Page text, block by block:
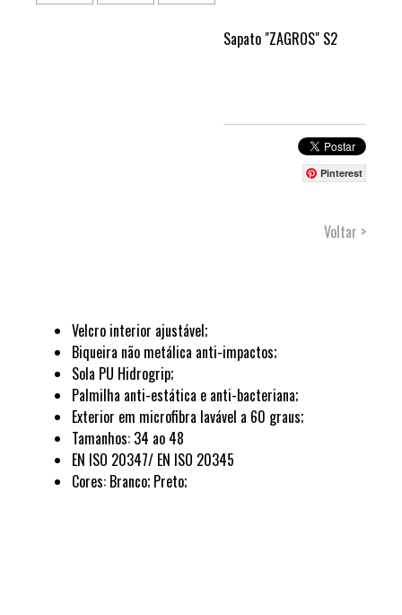
Sapato "ZAGROS" S2
Pinterest
Voltar >
Velcro interior ajustável;
Biqueira não metálica anti-impactos;
Sola PU Hidrogrip;
Palmilha anti-estática e anti-bacteriana;
Exterior em microfibra lavável a 60 graus;
Tamanhos: 34 ao 48
EN ISO 20347/ EN ISO 20345
Cores: Branco; Preto;